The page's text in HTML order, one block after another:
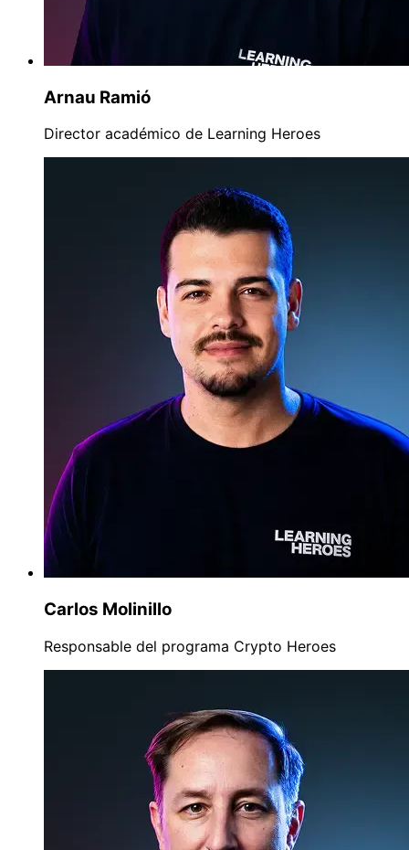
Arnau Ramió
Director académico de Learning Heroes
Carlos Molinillo
Responsable del programa Crypto Heroes